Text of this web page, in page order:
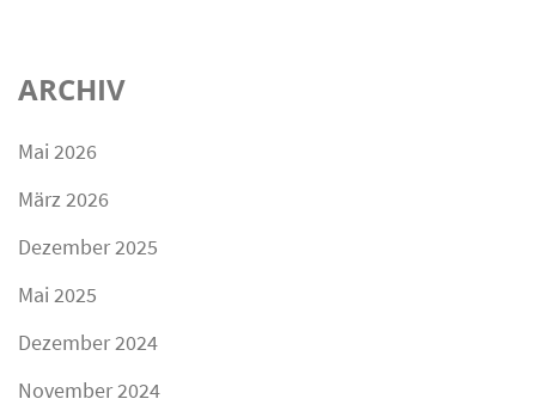
ARCHIV
Mai 2026
März 2026
Dezember 2025
Mai 2025
Dezember 2024
November 2024